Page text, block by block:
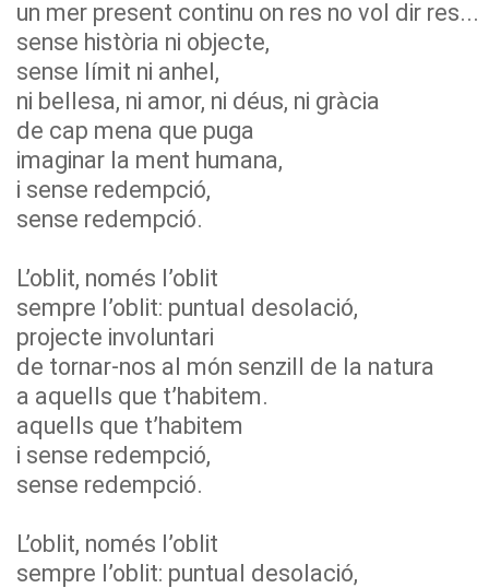
un mer present continu on res no vol dir res...
sense història ni objecte,
sense límit ni anhel,
ni bellesa, ni amor, ni déus, ni gràcia
de cap mena que puga
imaginar la ment humana,
i sense redempció,
sense redempció.
L’oblit, només l’oblit
sempre l’oblit: puntual desolació,
projecte involuntari
de tornar-nos al món senzill de la natura
a aquells que t’habitem.
aquells que t’habitem
i sense redempció,
sense redempció.
L’oblit, només l’oblit
sempre l’oblit: puntual desolació,